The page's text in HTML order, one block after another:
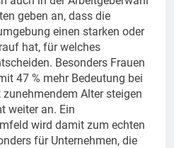
geben an, dass die
einen starken oder
hat, für welches
Besonders Frauen
47 % mehr Bedeutung bei
Alter steigen
weiter an. Ein
wird damit zum echten
für Unternehmen, die